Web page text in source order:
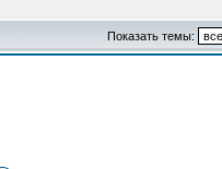
Показать темы: